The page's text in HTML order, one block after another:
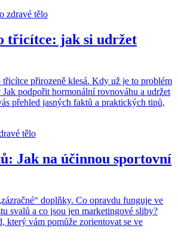
zdravé tělo
třicítce: jak si udržet
třicítce přirozeně klesá. Kdy už je to problém
podpořit hormonální rovnováhu a udržet
přehled jasných faktů a praktických tipů,
tělo
Jak na účinnou sportovní
doplňky. Co opravdu funguje ve
svalů a co jsou jen marketingové sliby?
který vám pomůže zorientovat se ve